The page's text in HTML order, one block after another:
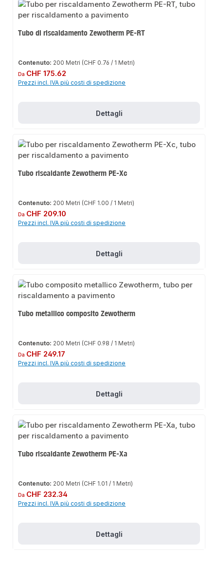
Tubo di riscaldamento Zewotherm PE-RT
Contenuto: 200 Metri (CHF 0.76 / 1 Metri)
Prezzo normale:
Da CHF 175.62
Prezzi incl. IVA più costi di spedizione
Dettagli
Tubo riscaldante Zewotherm PE-Xc
Contenuto: 200 Metri (CHF 1.00 / 1 Metri)
Prezzo normale:
Da CHF 209.10
Prezzi incl. IVA più costi di spedizione
Dettagli
Tubo metallico composito Zewotherm
Contenuto: 200 Metri (CHF 0.98 / 1 Metri)
Prezzo normale:
Da CHF 249.17
Prezzi incl. IVA più costi di spedizione
Dettagli
Tubo riscaldante Zewotherm PE-Xa
Contenuto: 200 Metri (CHF 1.01 / 1 Metri)
Prezzo normale:
Da CHF 232.34
Prezzi incl. IVA più costi di spedizione
Dettagli